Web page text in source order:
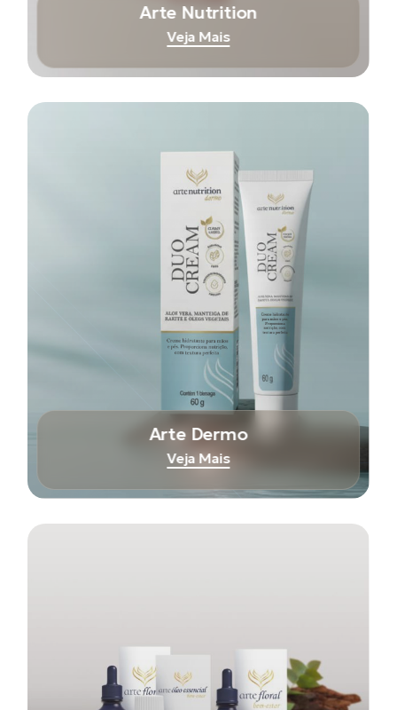
Arte Nutrition
Veja Mais
Arte Dermo
Veja Mais